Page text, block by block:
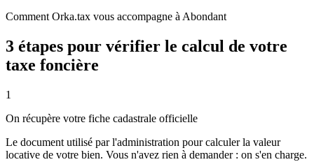
Comment Orka.tax vous accompagne à Abondant
3 étapes pour vérifier le calcul de votre
taxe foncière
1
On récupère votre fiche cadastrale officielle
Le document utilisé par l'administration pour calculer la valeur
locative de votre bien. Vous n'avez rien à demander : on s'en charge.